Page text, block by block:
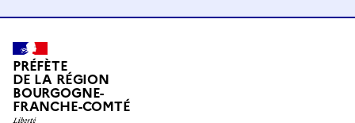
PRÉFÈTE
DE LA RÉGION
BOURGOGNE-
FRANCHE-COMTÉ